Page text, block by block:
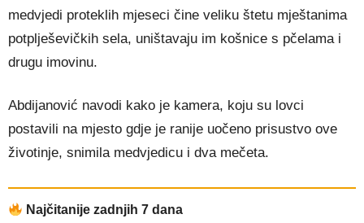
medvjedi proteklih mjeseci čine veliku štetu mještanima
potplješevičkih sela, uništavaju im košnice s pčelama i
drugu imovinu.
Abdijanović navodi kako je kamera, koju su lovci
postavili na mjesto gdje je ranije uočeno prisustvo ove
životinje, snimila medvjedicu i dva mečeta.
Najčitanije zadnjih 7 dana